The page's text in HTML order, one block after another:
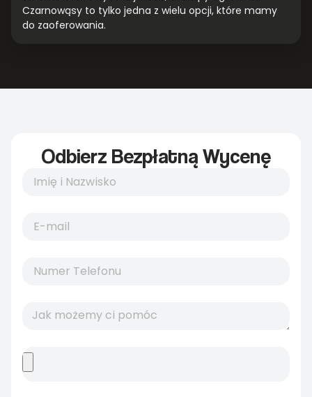
Czarnowąsy to tylko jedna z wielu opcji, które mamy
do zaoferowania.
Odbierz Bezpłatną Wycenę